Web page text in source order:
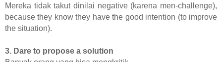
Mereka tidak takut dinilai negative (karena men-challenge),
because they know they have the good intention (to improve
the situation).
3. Dare to propose a solution